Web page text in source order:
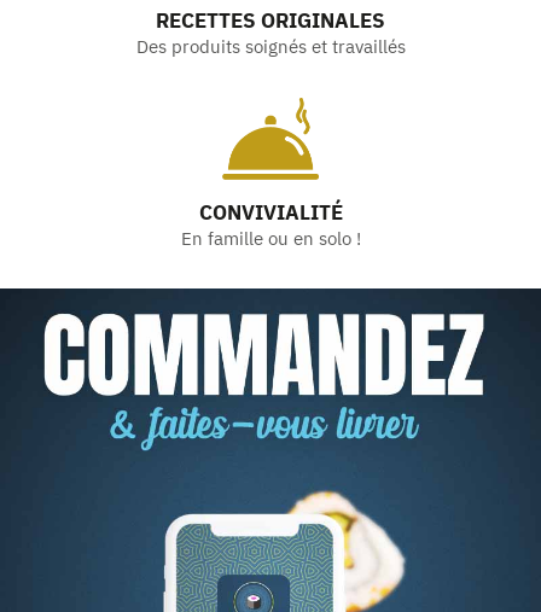
RECETTES ORIGINALES
Des produits soignés et travaillés
CONVIVIALITÉ
En famille ou en solo !